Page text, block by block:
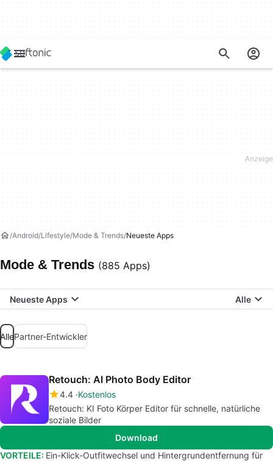
Android Lifestyle Mode & Trends Neueste Apps
Mode & Trends (885 Apps)
Neueste Apps Alle
AllePartner-Entwickler
Retouch: AI Photo Body Editor
4.4 Kostenlos
Retouch: KI Foto Körper Editor für schnelle, natürliche
soziale Bilder
Download
VORTEILE: Ein-Klick-Outfitwechsel und Hintergrundentfernung für